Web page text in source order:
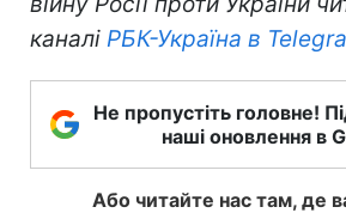
каналі РБК-Україна в
Не пропустіть головне!
наші оновлення в
Або читайте нас там, де